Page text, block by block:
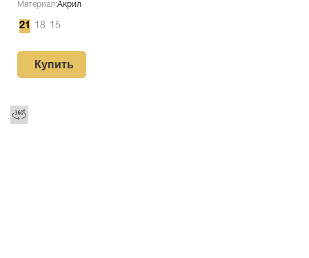
Материал:Акрил
21 18 15
Купить